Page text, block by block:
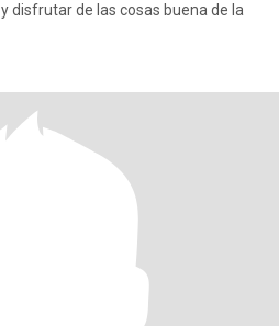
disfrutar de las cosas buena de la